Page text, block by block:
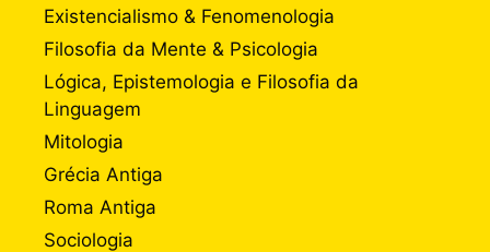
Existencialismo & Fenomenologia
Filosofia da Mente & Psicologia
Lógica, Epistemologia e Filosofia da
Linguagem
Mitologia
Grécia Antiga
Roma Antiga
Sociologia